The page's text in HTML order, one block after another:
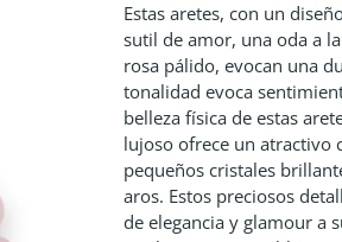
Estas aretes, con un
sutil de amor, una oda a
rosa pálido, evocan una
tonalidad evoca
belleza física de estas
lujoso ofrece un atractivo
pequeños cristales
aros. Estos preciosos
de elegancia y glamour a